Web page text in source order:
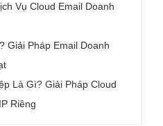
Vụ Cloud Email Doanh
Giải Pháp Email Doanh
Là Gì? Giải Pháp Cloud
Riêng